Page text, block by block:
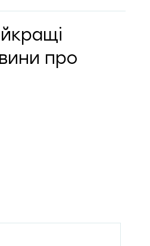
про